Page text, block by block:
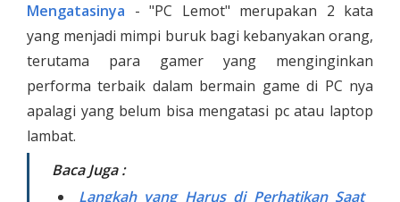
Mengatasinya - "PC Lemot" merupakan 2 kata
yang menjadi mimpi buruk bagi kebanyakan orang,
terutama para gamer yang menginginkan
performa terbaik dalam bermain game di PC nya
apalagi yang belum bisa mengatasi pc atau laptop
lambat.
Baca Juga :
Langkah yang Harus di Perhatikan Saat